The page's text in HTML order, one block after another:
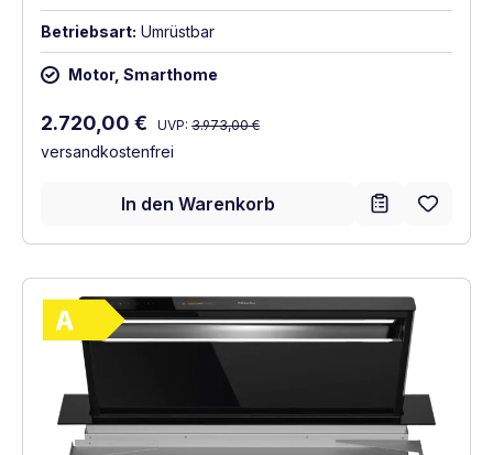
Betriebsart: Umrüstbar
Motor, Smarthome
Verkaufspreis:
2.720,00 € Regulärer Preis:
UVP: 3.973,00 €
versandkostenfrei
In den Warenkorb
Vollständiges Energielabel anzeigen
Energieklasse A. Höchste bis niedrigste